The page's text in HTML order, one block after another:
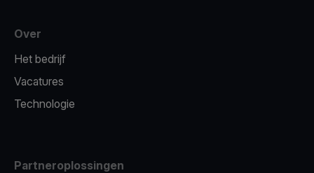
Over
Het bedrijf
Vacatures
Technologie
Partneroplossingen